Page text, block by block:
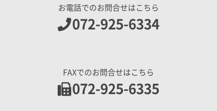
お電話でのお問合せはこちら
072-925-6334
FAXでのお問合せはこちら
072-925-6335